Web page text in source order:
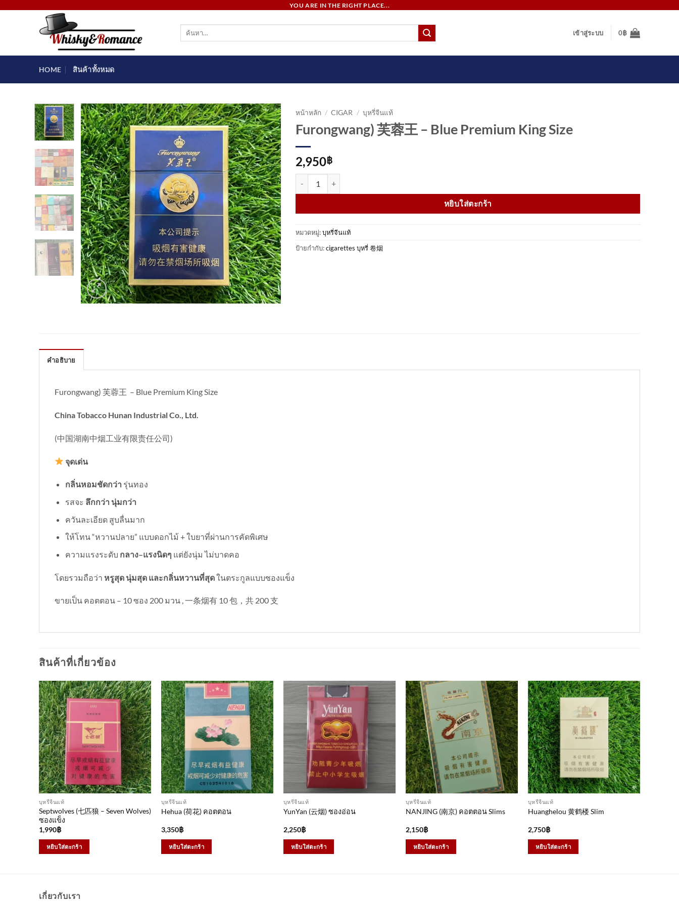
YOU ARE IN THE RIGHT PLACE...
ค้นหา:
เข้าสู่ระบบ 0฿
HOME สินค้าทั้งหมด
หน้าหลัก / CIGAR / บุหรี่จีนแท้
Furongwang) 芙蓉王 – Blue Premium King Size
2,950฿
หยิบใส่ตะกร้า
หมวดหมู่:บุหรี่จีนแท้
ป้ายกำกับ:cigarettes บุหรี่ 卷烟
คำอธิบาย
Furongwang) 芙蓉王 – Blue Premium King Size
China Tobacco Hunan Industrial Co., Ltd.
(中国湖南中烟工业有限责任公司)
จุดเด่น
กลิ่นหอมชัดกว่า รุ่นทอง
รสจะ ลึกกว่า นุ่มกว่า
ควันละเอียด สูบลื่นมาก
ให้โทน “หวานปลาย” แบบดอกไม้ + ใบยาที่ผ่านการคัดพิเศษ
ความแรงระดับ กลาง–แรงนิดๆ แต่ยังนุ่ม ไม่บาดคอ
โดยรวมถือว่า หรูสุด นุ่มสุด และกลิ่นหวานที่สุดในตระกูลแบบซองแข็ง
ขายเป็น คอตตอน – 10 ซอง 200 มวน , 一条烟有 10 包，共 200 支
สินค้าที่เกี่ยวข้อง
บุหรี่จีนแท้
Septwolves (七匹狼 – Seven Wolves)
ซองแข็ง
1,990฿
หยิบใส่ตะกร้า
บุหรี่จีนแท้
Hehua (荷花) คอตตอน
3,350฿
หยิบใส่ตะกร้า
บุหรี่จีนแท้
YunYan (云烟) ซองอ่อน
2,250฿
หยิบใส่ตะกร้า
บุหรี่จีนแท้
NANJING (南京) คอตตอน Slims
2,150฿
หยิบใส่ตะกร้า
บุหรี่จีนแท้
Huanghelou 黄鹤楼 Slim
2,750฿
หยิบใส่ตะกร้า
เกี่ยวกับเรา